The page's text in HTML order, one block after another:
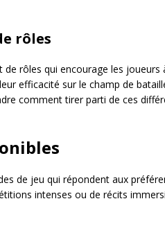
rôles
rôles qui encourage les joueurs
efficacité sur le champ de
comment tirer parti de ces
de jeu qui répondent aux
intenses ou de récits